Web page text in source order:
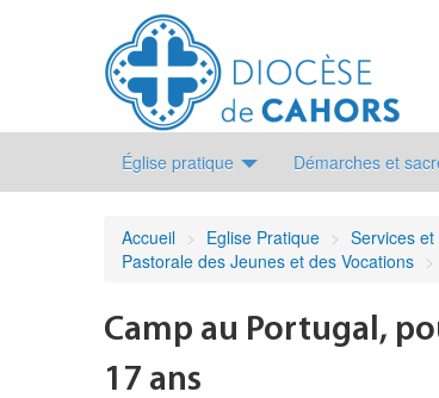
Église pratique Démarches et
Accueil > Eglise Pratique > Services
Pastorale des Jeunes et des Vocations >
Camp au Portugal,
17 ans